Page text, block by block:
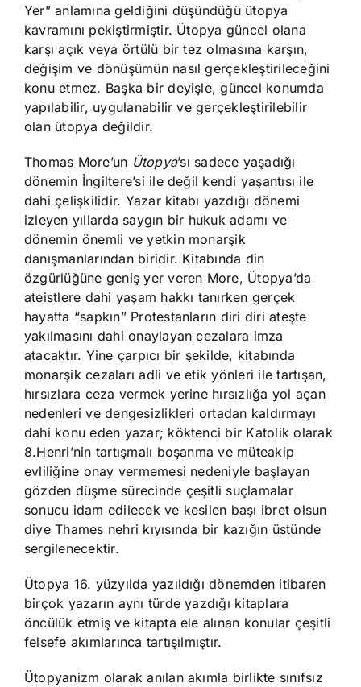
Yer” anlamına geldiğini düşündüğü ütopya
kavramını pekiştirmiştir. Ütopya güncel olana
karşı açık veya örtülü bir tez olmasına karşın,
değişim ve dönüşümün nasıl gerçekleştirileceğini
konu etmez. Başka bir deyişle, güncel konumda
yapılabilir, uygulanabilir ve gerçekleştirilebilir
olan ütopya değildir.
Thomas More’un Ütopya’sı sadece yaşadığı
dönemin İngiltere’si ile değil kendi yaşantısı ile
dahi çelişkilidir. Yazar kitabı yazdığı dönemi
izleyen yıllarda saygın bir hukuk adamı ve
dönemin önemli ve yetkin monarşik
danışmanlarından biridir. Kitabında din
özgürlüğüne geniş yer veren More, Ütopya’da
ateistlere dahi yaşam hakkı tanırken gerçek
hayatta “sapkın” Protestanların diri diri ateşte
yakılmasını dahi onaylayan cezalara imza
atacaktır. Yine çarpıcı bir şekilde, kitabında
monarşik cezaları adli ve etik yönleri ile tartışan,
hırsızlara ceza vermek yerine hırsızlığa yol açan
nedenleri ve dengesizlikleri ortadan kaldırmayı
dahi konu eden yazar; köktenci bir Katolik olarak
8.Henri’nin tartışmalı boşanma ve müteakip
evliliğine onay vermemesi nedeniyle başlayan
gözden düşme sürecinde çeşitli suçlamalar
sonucu idam edilecek ve kesilen başı ibret olsun
diye Thames nehri kıyısında bir kazığın üstünde
sergilenecektir.
Ütopya 16. yüzyılda yazıldığı dönemden itibaren
birçok yazarın aynı türde yazdığı kitaplara
öncülük etmiş ve kitapta ele alınan konular çeşitli
felsefe akımlarınca tartışılmıştır.
Ütopyanizm olarak anılan akımla birlikte sınıfsız